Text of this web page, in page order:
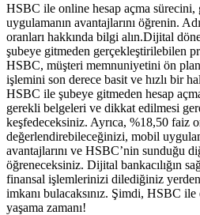
HSBC ile online hesap açma
uygulamanın avantajlarını öğrenin.
oranları hakkında bilgi alın.Dijital
şubeye gitmeden gerçekleştirilebilen
HSBC, müşteri memnuniyetini ön
işlemini son derece basit ve hızlı bir
HSBC ile şubeye gitmeden hesap
gerekli belgeleri ve dikkat edilmesi
keşfedeceksiniz. Ayrıca, %18,50 faiz
değerlendirebileceğinizi, mobil
avantajlarını ve HSBC’nin sunduğu
öğreneceksiniz. Dijital bankacılığın
finansal işlemlerinizi dilediğiniz
imkanı bulacaksınız. Şimdi, HSBC
yaşama zamanı!